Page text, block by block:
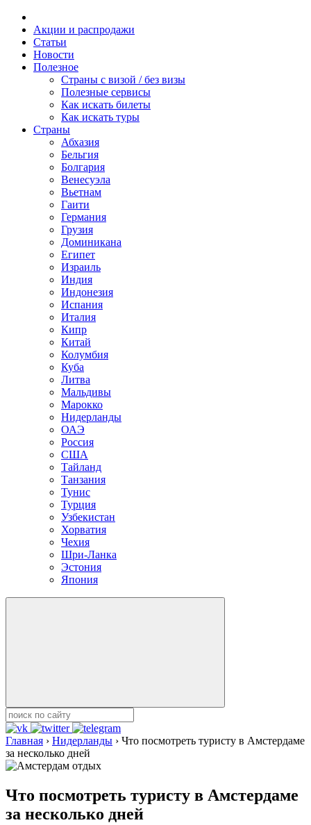
Акции и распродажи
Статьи
Новости
Полезное
Cтраны с визой / без визы
Полезные сервисы
Как искать билеты
Как искать туры
Страны
Абхазия
Бельгия
Болгария
Венесуэла
Вьетнам
Гаити
Германия
Грузия
Доминикана
Египет
Израиль
Индия
Индонезия
Испания
Италия
Кипр
Китай
Колумбия
Куба
Литва
Мальдивы
Марокко
Нидерланды
ОАЭ
Россия
США
Тайланд
Танзания
Тунис
Турция
Узбекистан
Хорватия
Чехия
Шри-Ланка
Эстония
Япония
Главная › Нидерланды › Что посмотреть туристу в Амстердаме
за несколько дней
Что посмотреть туристу в Амстердаме
за несколько дней